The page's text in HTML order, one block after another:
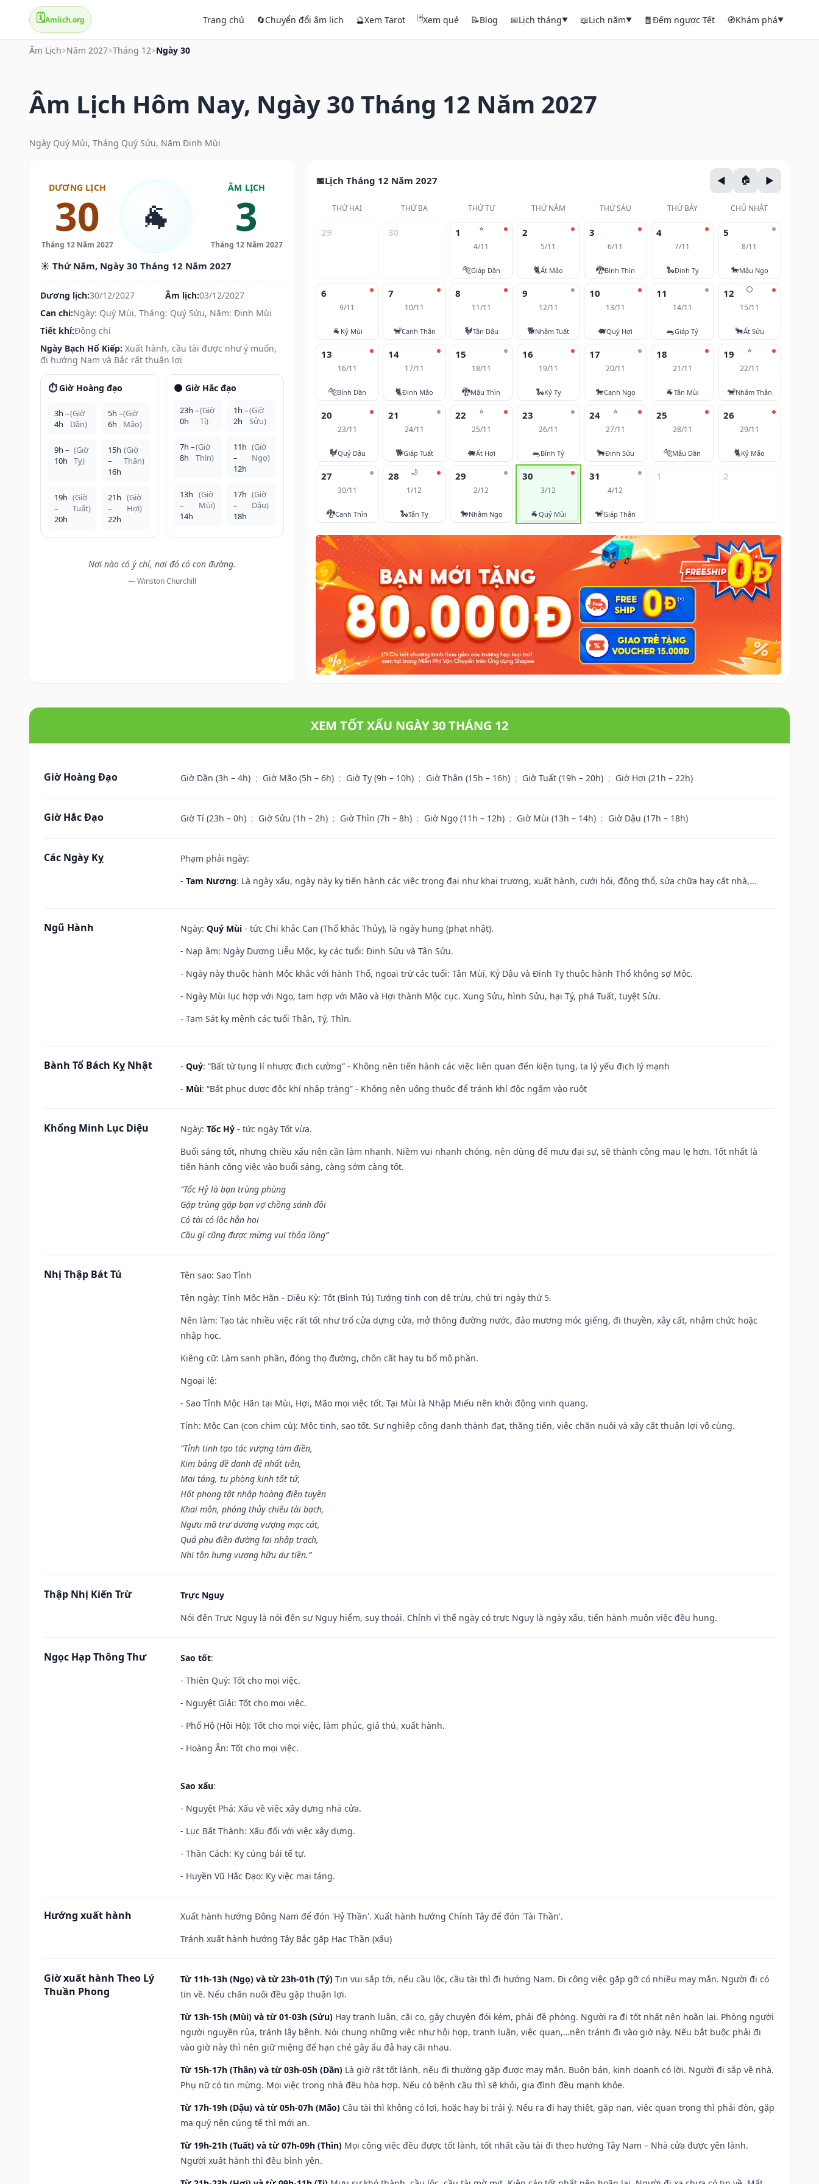
🗓️Amlich.org Trang chủ 🔄Chuyển đổi âm lịch 🔮Xem Tarot 🃏Xem quẻ 📝Blog 📅Lịch tháng▼ 📖Lịch năm▼ 🧧Đếm ngược Tết 🧭Khám phá▼
Âm Lịch>Năm 2027>Tháng 12>Ngày 30
Âm Lịch Hôm Nay, Ngày 30 Tháng 12 Năm 2027
Ngày Quý Mùi, Tháng Quý Sửu, Năm Đinh Mùi
DƯƠNG LỊCH
30
Tháng 12 Năm 2027
🐐
ÂM LỊCH
3
Tháng 12 Năm 2027
☀️ Thứ Năm, Ngày 30 Tháng 12 Năm 2027
Dương lịch:30/12/2027 Âm lịch:03/12/2027
Can chi:Ngày: Quý Mùi, Tháng: Quý Sửu, Năm: Đinh Mùi
Tiết khí:Đông chí
Ngày Bạch Hổ Kiếp: Xuất hành, cầu tài được như ý muốn,
đi hướng Nam và Bắc rất thuận lợi
⏱️ Giờ Hoàng đạo
3h –
4h
(Giờ
Dần)
5h –
6h
(Giờ
Mão)
9h –
10h
(Giờ
Tỵ)
15h
–
16h
(Giờ
Thân)
19h
–
20h
(Giờ
Tuất)
21h
–
22h
(Giờ
Hợi)
🌑 Giờ Hắc đạo
23h –
0h
(Giờ
Tí)
1h –
2h
(Giờ
Sửu)
7h –
8h
(Giờ
Thìn)
11h
–
12h
(Giờ
Ngọ)
13h
–
14h
(Giờ
Mùi)
17h
–
18h
(Giờ
Dậu)
Nơi nào có ý chí, nơi đó có con đường.
— Winston Churchill
Lịch Tháng 12 Năm 2027
THỨ HAI THỨ BA THỨ TƯ THỨ NĂM THỨ SÁU THỨ BẢY CHỦ NHẬT
29 30 ⭐
1
4/11
🐅Giáp Dần
2
5/11
🐈Ất Mão
3
6/11
🐉Bính Thìn
4
7/11
🐍Đinh Tỵ
5
8/11
🐎Mậu Ngọ
6
9/11
🐐 Kỷ Mùi
7
10/11
🐒Canh Thân
8
11/11
🐓Tân Dậu
9
12/11
🐕Nhâm Tuất
10
13/11
🐖Quý Hợi
11
14/11
🐀Giáp Tý
🌕
12
15/11
🐂Ất Sửu
13
16/11
🐅Bính Dần
14
17/11
🐈Đinh Mão
15
18/11
🐉Mậu Thìn
16
19/11
🐍Kỷ Tỵ
17
20/11
🐎Canh Ngọ
18
21/11
🐐Tân Mùi
⭐
19
22/11
🐒Nhâm Thân
20
23/11
🐓Quý Dậu
21
24/11
🐕Giáp Tuất
⭐
22
25/11
🐖Ất Hợi
23
26/11
🐀Bính Tý
⭐
24
27/11
🐂Đinh Sửu
25
28/11
🐅Mậu Dần
26
29/11
🐈Kỷ Mão
27
30/11
🐉Canh Thìn
🌙
28
1/12
🐍Tân Tỵ
29
2/12
🐎Nhâm Ngọ
30
3/12
🐐Quý Mùi
31
4/12
🐒Giáp Thân
1 2
XEM TỐT XẤU NGÀY 30 THÁNG 12
Giờ Hoàng Đạo Giờ Dần (3h – 4h) ; Giờ Mão (5h – 6h) ; Giờ Tỵ (9h – 10h) ; Giờ Thân (15h – 16h) ; Giờ Tuất (19h – 20h) ; Giờ Hợi (21h – 22h)
Giờ Hắc Đạo Giờ Tí (23h – 0h) ; Giờ Sửu (1h – 2h) ; Giờ Thìn (7h – 8h) ; Giờ Ngọ (11h – 12h) ; Giờ Mùi (13h – 14h) ; Giờ Dậu (17h – 18h)
Các Ngày Kỵ
Phạm phải ngày:
- Tam Nương: Là ngày xấu, ngày này kỵ tiến hành các việc trọng đại như khai trương, xuất hành, cưới hỏi, động thổ, sửa chữa hay cất nhà,...
Ngũ Hành Ngày: Quý Mùi - tức Chi khắc Can (Thổ khắc Thủy), là ngày hung (phạt nhật).
- Nạp âm: Ngày Dương Liễu Mộc, kỵ các tuổi: Đinh Sửu và Tân Sửu.
- Ngày này thuộc hành Mộc khắc với hành Thổ, ngoại trừ các tuổi: Tân Mùi, Kỷ Dậu và Đinh Tỵ thuộc hành Thổ không sợ Mộc.
- Ngày Mùi lục hợp với Ngọ, tam hợp với Mão và Hợi thành Mộc cục. Xung Sửu, hình Sửu, hại Tý, phá Tuất, tuyệt Sửu.
- Tam Sát kỵ mệnh các tuổi Thân, Tý, Thìn.
Bành Tổ Bách Kỵ Nhật - Quý: “Bất từ tụng lí nhược địch cường” - Không nên tiến hành các việc liên quan đến kiện tụng, ta lý yếu địch lý mạnh
- Mùi: “Bất phục dược độc khí nhập tràng” - Không nên uống thuốc để tránh khí độc ngấm vào ruột
Khổng Minh Lục Diệu Ngày: Tốc Hỷ - tức ngày Tốt vừa.
Buổi sáng tốt, nhưng chiều xấu nên cần làm nhanh. Niềm vui nhanh chóng, nên dùng để mưu đại sự, sẽ thành công mau lẹ hơn. Tốt nhất là
tiến hành công việc vào buổi sáng, càng sớm càng tốt.
“Tốc Hỷ là bạn trùng phùng
Gặp trùng gặp bạn vợ chồng sánh đôi
Có tài có lộc hẳn hoi
Cầu gì cũng được mừng vui thỏa lòng”
Nhị Thập Bát Tú Tên sao: Sao Tỉnh
Tên ngày: Tỉnh Mộc Hãn - Diêu Kỳ: Tốt (Bình Tú) Tướng tinh con dê trừu, chủ trị ngày thứ 5.
Nên làm: Tạo tác nhiều việc rất tốt như trổ cửa dựng cửa, mở thông đường nước, đào mương móc giếng, đi thuyền, xây cất, nhậm chức hoặc
nhập học.
Kiêng cữ: Làm sanh phần, đóng thọ đường, chôn cất hay tu bổ mộ phần.
Ngoại lệ:
- Sao Tỉnh Mộc Hãn tại Mùi, Hợi, Mão mọi việc tốt. Tại Mùi là Nhập Miếu nên khởi động vinh quang.
Tỉnh: Mộc Can (con chim cú): Mộc tinh, sao tốt. Sự nghiệp công danh thành đạt, thăng tiến, việc chăn nuôi và xây cất thuận lợi vô cùng.
“Tỉnh tinh tạo tác vượng tàm điền,
Kim bảng đề danh đệ nhất tiên,
Mai táng, tu phòng kinh tốt tử,
Hốt phong tật nhập hoàng điên tuyền
Khai môn, phóng thủy chiêu tài bạch,
Ngưu mã trư dương vượng mạc cát,
Quả phụ điền đường lai nhập trạch,
Nhi tôn hưng vượng hữu dư tiền.”
Thập Nhị Kiến Trừ
Trực Nguy
Nói đến Trực Nguy là nói đến sự Nguy hiểm, suy thoái. Chính vì thế ngày có trực Nguy là ngày xấu, tiến hành muôn việc đều hung.
Ngọc Hạp Thông Thư Sao tốt:
- Thiên Quý: Tốt cho mọi việc.
- Nguyệt Giải: Tốt cho mọi việc.
- Phổ Hộ (Hội Hộ): Tốt cho mọi việc, làm phúc, giá thú, xuất hành.
- Hoàng Ân: Tốt cho mọi việc.
Sao xấu:
- Nguyệt Phá: Xấu về việc xây dựng nhà cửa.
- Lục Bất Thành: Xấu đối với việc xây dựng.
- Thần Cách: Kỵ cúng bái tế tự.
- Huyền Vũ Hắc Đạo: Kỵ việc mai táng.
Hướng xuất hành
Xuất hành hướng Đông Nam để đón 'Hỷ Thần'. Xuất hành hướng Chính Tây để đón 'Tài Thần'.
Tránh xuất hành hướng Tây Bắc gặp Hạc Thần (xấu)
Giờ xuất hành Theo Lý
Thuần Phong
Từ 11h-13h (Ngọ) và từ 23h-01h (Tý) Tin vui sắp tới, nếu cầu lộc, cầu tài thì đi hướng Nam. Đi công việc gặp gỡ có nhiều may mắn. Người đi có
tin về. Nếu chăn nuôi đều gặp thuận lợi.
Từ 13h-15h (Mùi) và từ 01-03h (Sửu) Hay tranh luận, cãi cọ, gây chuyện đói kém, phải đề phòng. Người ra đi tốt nhất nên hoãn lại. Phòng người
người nguyền rủa, tránh lây bệnh. Nói chung những việc như hội họp, tranh luận, việc quan,…nên tránh đi vào giờ này. Nếu bắt buộc phải đi
vào giờ này thì nên giữ miệng để hạn ché gây ẩu đả hay cãi nhau.
Từ 15h-17h (Thân) và từ 03h-05h (Dần) Là giờ rất tốt lành, nếu đi thường gặp được may mắn. Buôn bán, kinh doanh có lời. Người đi sắp về nhà.
Phụ nữ có tin mừng. Mọi việc trong nhà đều hòa hợp. Nếu có bệnh cầu thì sẽ khỏi, gia đình đều mạnh khỏe.
Từ 17h-19h (Dậu) và từ 05h-07h (Mão) Cầu tài thì không có lợi, hoặc hay bị trái ý. Nếu ra đi hay thiệt, gặp nạn, việc quan trọng thì phải đòn, gặp
ma quỷ nên cúng tế thì mới an.
Từ 19h-21h (Tuất) và từ 07h-09h (Thìn) Mọi công việc đều được tốt lành, tốt nhất cầu tài đi theo hướng Tây Nam – Nhà cửa được yên lành.
Người xuất hành thì đều bình yên.